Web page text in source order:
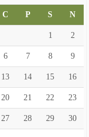
C P S N
1 2
6 7 8 9
13 14 15 16
20 21 22 23
27 28 29 30